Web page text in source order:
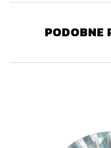
PODOBNE